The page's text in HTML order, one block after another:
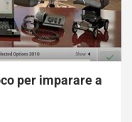
per imparare a